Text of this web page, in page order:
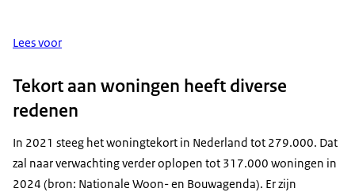
Lees voor
Tekort aan woningen heeft diverse
redenen
In 2021 steeg het woningtekort in Nederland tot 279.000. Dat
zal naar verwachting verder oplopen tot 317.000 woningen in
2024 (bron: Nationale Woon- en Bouwagenda). Er zijn